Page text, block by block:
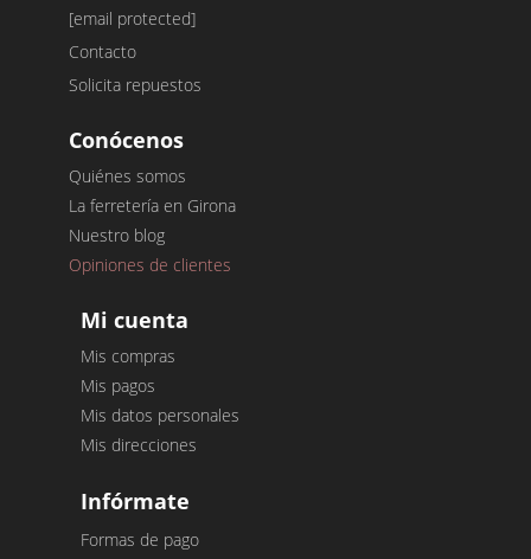
[email protected]
Contacto
Solicita repuestos
Conócenos
Quiénes somos
La ferretería en Girona
Nuestro blog
Opiniones de clientes
Mi cuenta
Mis compras
Mis pagos
Mis datos personales
Mis direcciones
Infórmate
Formas de pago